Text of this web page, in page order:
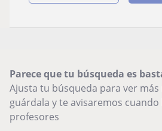
Parece que tu búsqueda es
Ajusta tu búsqueda para ver
guárdala y te avisaremos cuando
profesores